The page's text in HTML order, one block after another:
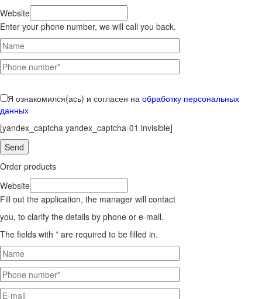
Website
Enter your phone number, we will call you back.
Я ознакомился(ась) и согласен на обработку персональных
данных
[yandex_captcha yandex_captcha-01 invisible]
Order products
Website
Fill out the application, the manager will contact
you, to clarify the details by phone or e-mail.
The fields with * are required to be filled in.